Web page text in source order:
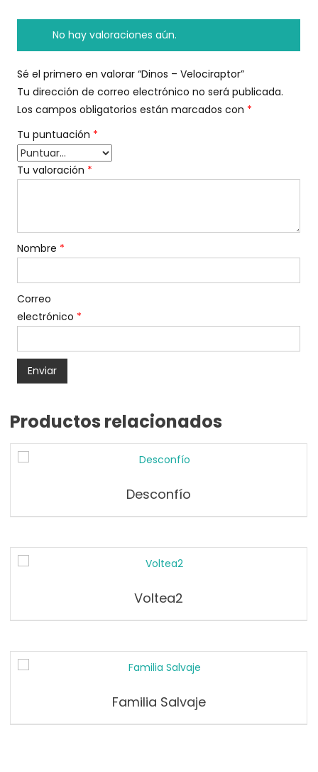
No hay valoraciones aún.
Sé el primero en valorar “Dinos – Velociraptor”
Tu dirección de correo electrónico no será publicada.
Los campos obligatorios están marcados con *
Tu puntuación *
Tu valoración *
Nombre *
Correo
electrónico *
Productos relacionados
Desconfío
Voltea2
Familia Salvaje